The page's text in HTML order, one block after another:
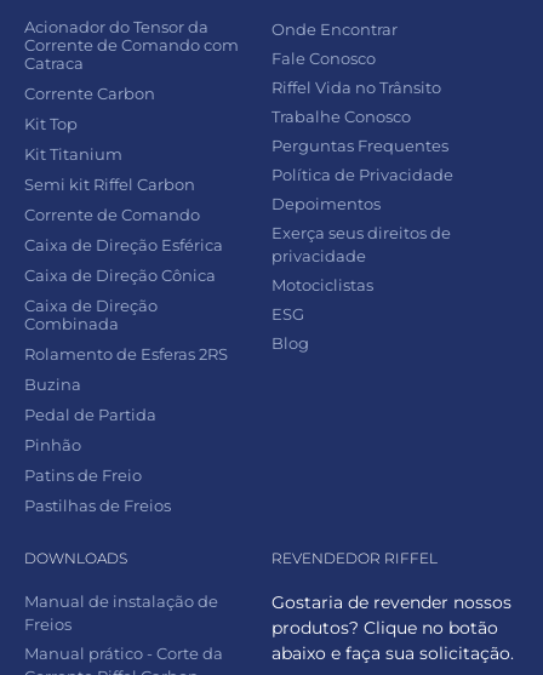
Acionador do Tensor da
Corrente de Comando com
Catraca
Corrente Carbon
Kit Top
Kit Titanium
Semi kit Riffel Carbon
Corrente de Comando
Caixa de Direção Esférica
Caixa de Direção Cônica
Caixa de Direção
Combinada
Rolamento de Esferas 2RS
Buzina
Pedal de Partida
Pinhão
Patins de Freio
Pastilhas de Freios
Onde Encontrar
Fale Conosco
Riffel Vida no Trânsito
Trabalhe Conosco
Perguntas Frequentes
Política de Privacidade
Depoimentos
Exerça seus direitos de
privacidade
Motociclistas
ESG
Blog
DOWNLOADS
Manual de instalação de
Freios
Manual prático - Corte da
REVENDEDOR RIFFEL
Gostaria de revender nossos
produtos? Clique no botão
abaixo e faça sua solicitação.